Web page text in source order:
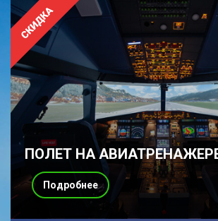
ПОЛЕТ НА
Подробнее